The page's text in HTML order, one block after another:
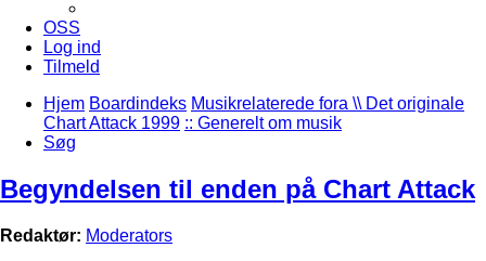
OSS
Log ind
Tilmeld
Hjem Boardindeks Musikrelaterede fora \\ Det originale
Chart Attack 1999 :: Generelt om musik
Søg
Begyndelsen til enden på Chart Attack
Redaktør: Moderators